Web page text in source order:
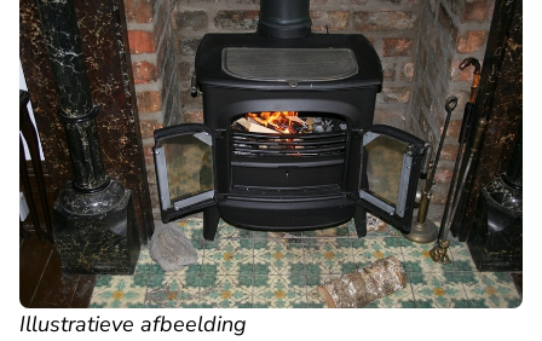
Illustratieve afbeelding